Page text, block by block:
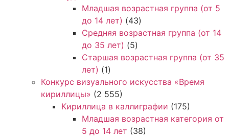
Младшая возрастная группа (от 5
до 14 лет) (43)
Средняя возрастная группа (от 14
до 35 лет) (5)
Старшая возрастная группа (от 35
лет) (1)
Конкурс визуального искусства «Время
кириллицы» (2 555)
Кириллица в каллиграфии (175)
Младшая возрастная категория от
5 до 14 лет (38)